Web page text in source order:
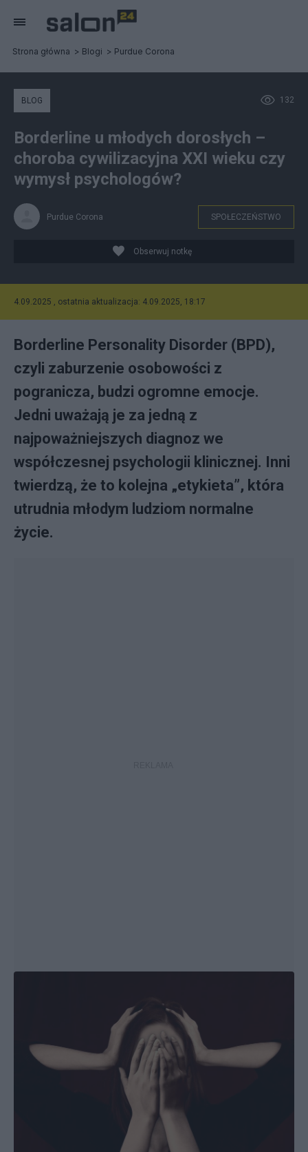
Strona główna Blogi Purdue Corona
132
BLOG
Borderline u młodych dorosłych –
choroba cywilizacyjna XXI wieku czy
wymysł psychologów?
Purdue Corona SPOŁECZEŃSTWO
Obserwuj notkę
4.09.2025 , ostatnia aktualizacja: 4.09.2025, 18:17
Borderline Personality Disorder (BPD),
czyli zaburzenie osobowości z
pogranicza, budzi ogromne emocje.
Jedni uważają je za jedną z
najpoważniejszych diagnoz we
współczesnej psychologii klinicznej. Inni
twierdzą, że to kolejna „etykieta”, która
utrudnia młodym ludziom normalne
życie.